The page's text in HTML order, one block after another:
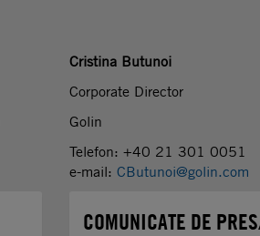
Cristina Butunoi
Corporate Director
Golin
Telefon: +40 21 301 0051
e-mail: CButunoi@golin.com
COMUNICATE DE